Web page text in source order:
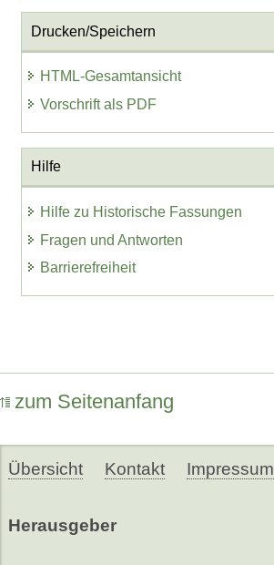
Drucken/Speichern
HTML-Gesamtansicht
Vorschrift als PDF
Hilfe
Hilfe zu Historische Fassungen
Fragen und Antworten
Barrierefreiheit
zum Seitenanfang
Übersicht Kontakt Impressum
Herausgeber